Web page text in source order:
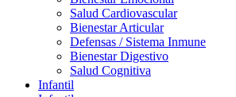
Salud Cardiovascular
Bienestar Articular
Defensas / Sistema Inmune
Bienestar Digestivo
Salud Cognitiva
Infantil